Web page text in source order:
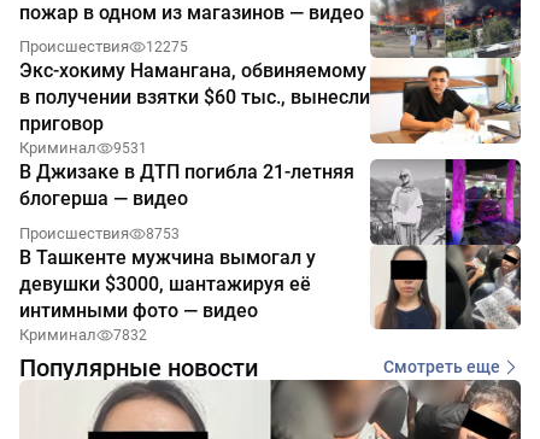
пожар в одном из магазинов — видео
Происшествия 12275
Экс-хокиму Намангана, обвиняемому
в получении взятки $60 тыс., вынесли
приговор
Криминал 9531
В Джизаке в ДТП погибла 21-летняя
блогерша — видео
Происшествия 8753
В Ташкенте мужчина вымогал у
девушки $3000, шантажируя её
интимными фото — видео
Криминал 7832
Популярные новости Смотреть еще